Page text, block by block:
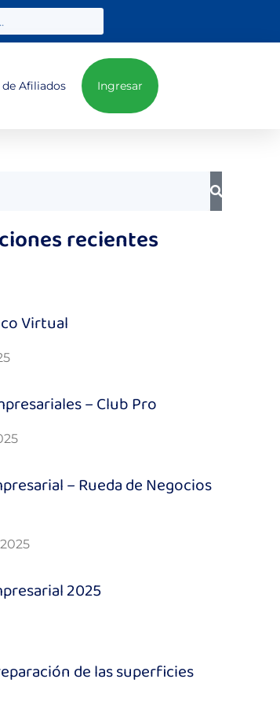
de Afiliados Ingresar
recientes
Virtual
– Club Pro
– Rueda de Negocios
2025
de las superficies